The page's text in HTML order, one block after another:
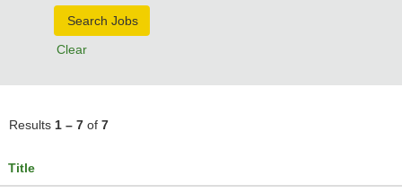
Clear
Results 1 – 7 of 7
Title